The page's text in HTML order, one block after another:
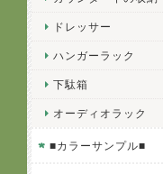
ドレッサー
ハンガーラック
下駄箱
オーディオラック
■カラーサンプル■